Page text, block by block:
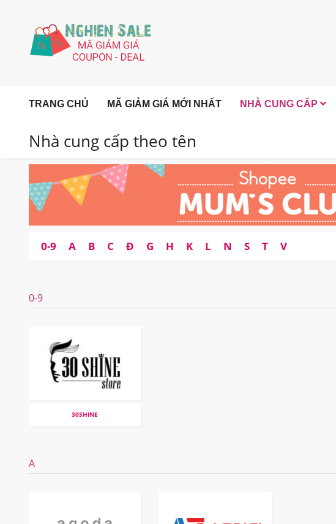
TRANG CHỦ MÃ GIẢM GIÁ MỚI NHẤT NHÀ CUNG CẤP
Nhà cung cấp theo tên
0-9 A B C Đ G H K L N S T V
0-9
30SHINE
A